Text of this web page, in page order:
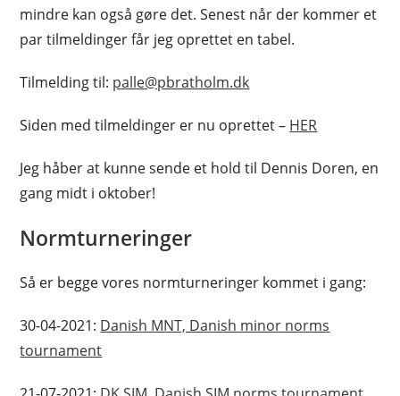
mindre kan også gøre det. Senest når der kommer et
par tilmeldinger får jeg oprettet en tabel.
Tilmelding til: palle@pbratholm.dk
Siden med tilmeldinger er nu oprettet – HER
Jeg håber at kunne sende et hold til Dennis Doren, en
gang midt i oktober!
Normturneringer
Så er begge vores normturneringer kommet i gang:
30-04-2021: Danish MNT, Danish minor norms
tournament